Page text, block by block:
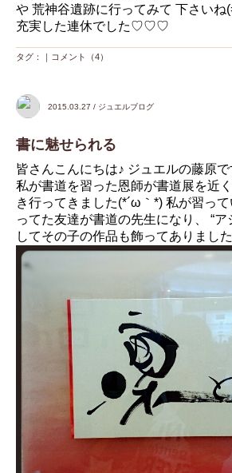
や 荒神谷遺跡に行ってみて 下さいね
充実した連休でした♡♡♡
タグ：｜ コメント（4）
2015.03.27 / ジュエルブログ
書に魅せられる
皆さんこんにちは♪ ジュエルの藤原で
私が書道を習った恩師が書道展を近
き行ってきました(*´ω｀*) 私が習っ
ってた友達が書道の先生になり、 “ア
してその子の作品も飾ってありました